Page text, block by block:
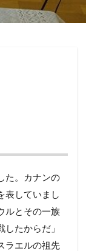
た。カナンの
表していまし
ルとその一族
たからだ」
ラエルの祖先